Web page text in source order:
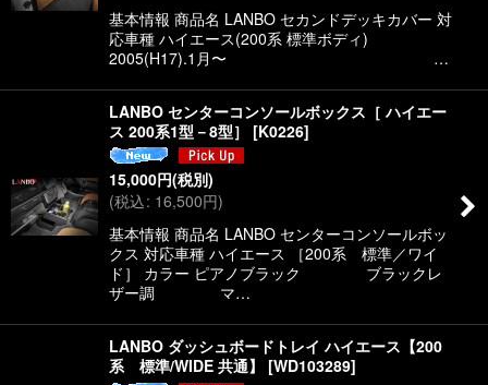
基本情報 商品名 LANBO セカンドデッキカバー 対
応車種 ハイエース(200系 標準ボディ)
2005(H17).1月〜 …
LANBO センターコンソールボックス［ ハイエー
ス 200系1型－8型］
[K0226]
15,000円(税別)
(税込: 16,500円)
基本情報 商品名 LANBO センターコンソールボッ
クス 対応車種 ハイエース ［200系 標準／ワイ
ド］ カラー ピアノブラック ブラックレ
ザー調 マ…
LANBO ダッシュボードトレイ ハイエース【200
系 標準/WIDE 共通】
[WD103289]